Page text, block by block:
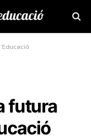
futura